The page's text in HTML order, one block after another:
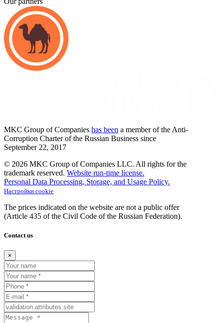
MKC Group of Companies has been a member of the Anti-
Corruption Charter of the Russian Business since
September 22, 2017
© 2026 MKC Group of Companies LLC. All rights for the
trademark reserved. Website run-time license.
Personal Data Processing, Storage, and Usage Policy.
Настройки cookie
The prices indicated on the website are not a public offer
(Article 435 of the Civil Code of the Russian Federation).
Contact us
×